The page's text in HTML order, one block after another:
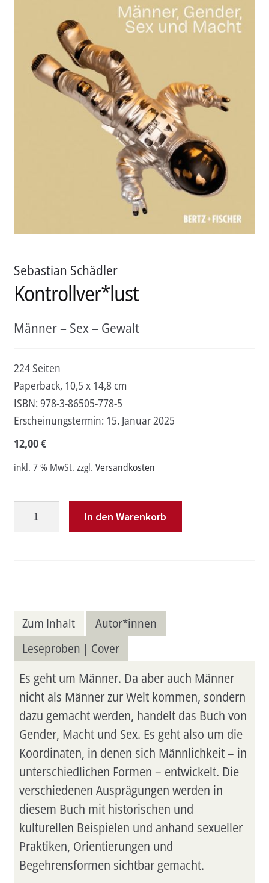
Aktuelles
Verlag
Handel
Service
Untermenü
Newsletter
Sebastian Schädler
Kontrollver*lust
Männer – Sex – Gewalt
224 Seiten
Paperback, 10,5 x 14,8 cm
ISBN: 978-3-86505-778-5
Erscheinungstermin: 15. Januar 2025
12,00€
inkl. 7 % MwSt. zzgl. Versandkosten
In den Warenkorb
Zum Inhalt
Autor*innen
Leseproben | Cover
Es geht um Männer. Da aber auch Männer
nicht als Männer zur Welt kommen, sondern
dazu gemacht werden, handelt das Buch von
Gender, Macht und Sex. Es geht also um die
Koordinaten, in denen sich Männlichkeit – in
unterschiedlichen Formen – entwickelt. Die
verschiedenen Ausprägungen werden in
diesem Buch mit historischen und
kulturellen Beispielen und anhand sexueller
Praktiken, Orientierungen und
Begehrensformen sichtbar gemacht.